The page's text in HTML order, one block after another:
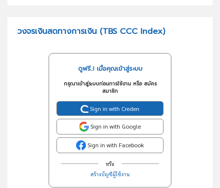
วงจรเงินสดทางการเงิน (TBS CCC Index)
ดูฟรี..! เมื่อคุณเข้าสู่ระบบ
กรุณาเข้าสู่ระบบก่อนการใช้งาน หรือ สมัคร
สมาชิก
Sign in with Creden
Sign in with Google
Sign in with Facebook
หรือ
สร้างบัญชีผู้ใช้งาน